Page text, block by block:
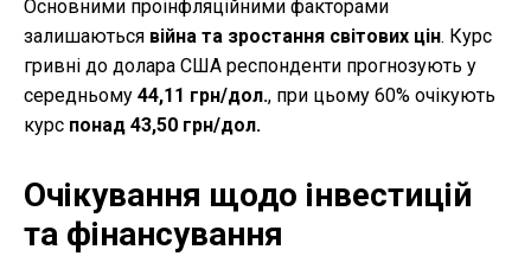
Основними проінфляційними факторами
залишаються війна та зростання світових цін. Курс
гривні до долара США респонденти прогнозують у
середньому 44,11 грн/дол., при цьому 60% очікують
курс понад 43,50 грн/дол.
Очікування щодо інвестицій
та фінансування